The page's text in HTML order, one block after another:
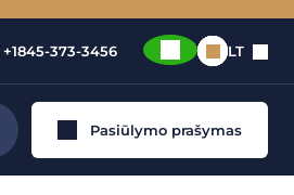
+1845-373-3456 LT
Pasiūlymo prašymas